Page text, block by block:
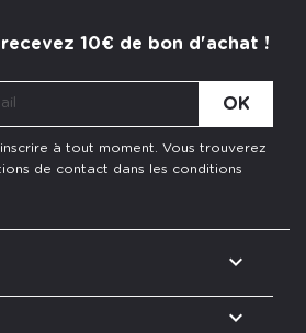
recevez 10€ de bon d'achat !
à tout moment. Vous trouverez
de contact dans les conditions

